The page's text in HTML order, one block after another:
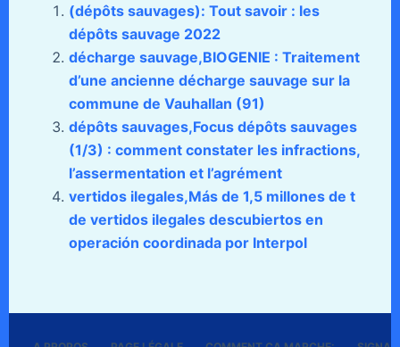
(dépôts sauvages): Tout savoir : les
dépôts sauvage 2022
décharge sauvage,BIOGENIE : Traitement
d’une ancienne décharge sauvage sur la
commune de Vauhallan (91)
dépôts sauvages,Focus dépôts sauvages
(1/3) : comment constater les infractions,
l’assermentation et l’agrément
vertidos ilegales,Más de 1,5 millones de t
de vertidos ilegales descubiertos en
operación coordinada por Interpol